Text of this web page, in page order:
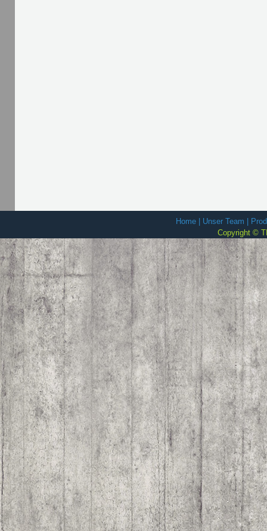
Home Unser Team
Copyright ©